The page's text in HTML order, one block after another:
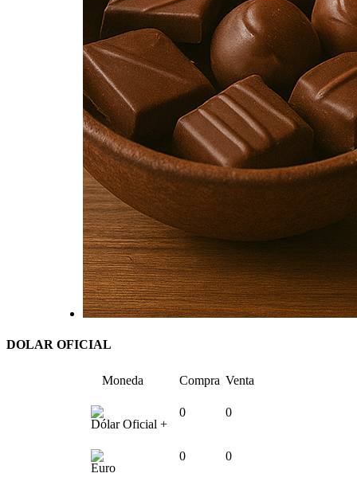
DOLAR OFICIAL
Moneda Compra Venta
Dólar Oficial +
0 0
Euro
0 0